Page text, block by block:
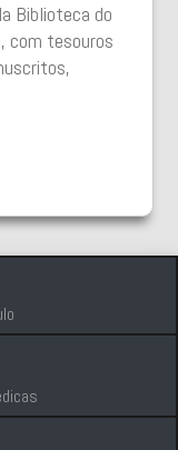
Biblioteca do
com tesouros